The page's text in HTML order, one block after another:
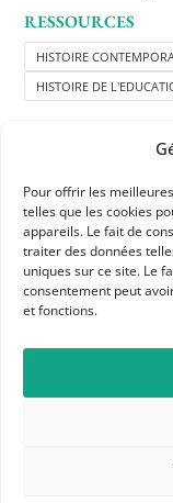
Pour offrir les
telles que les cookies
appareils. Le fait de
traiter des données
uniques sur ce site. Le
consentement peut
et fonctions.
RESSOURCES
HISTOIRE
HISTOIRE DE
Association
BP